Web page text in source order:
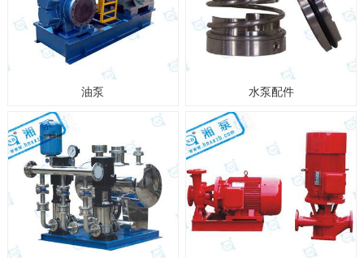
油泵 水泵配件